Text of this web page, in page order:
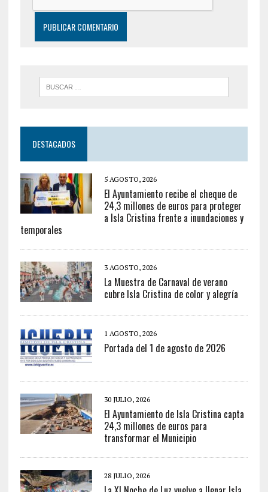
DESTACADOS
5 AGOSTO, 2026
El Ayuntamiento recibe el cheque de
24,3 millones de euros para proteger
a Isla Cristina frente a inundaciones y
temporales
3 AGOSTO, 2026
La Muestra de Carnaval de verano
cubre Isla Cristina de color y alegría
1 AGOSTO, 2026
Portada del 1 de agosto de 2026
30 JULIO, 2026
El Ayuntamiento de Isla Cristina capta
24,3 millones de euros para
transformar el Municipio
28 JULIO, 2026